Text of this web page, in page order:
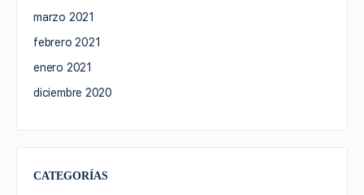
marzo 2021
febrero 2021
enero 2021
diciembre 2020
CATEGORÍAS